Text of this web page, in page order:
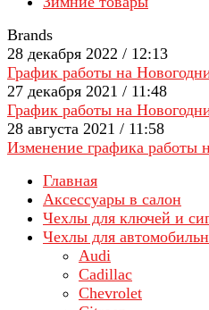
Brands
28 декабря 2022 / 12:13
График работы на
27 декабря 2021 / 11:48
График работы на
28 августа 2021 / 11:58
Изменение графика работы
Главная
Аксессуары в салон
Чехлы для ключей и
Чехлы для
Audi
Cadillac
Chevrolet